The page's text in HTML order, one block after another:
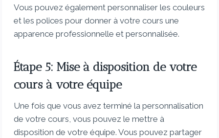
Vous pouvez également personnaliser les couleurs
et les polices pour donner à votre cours une
apparence professionnelle et personnalisée.
Étape 5: Mise à disposition de votre
cours à votre équipe
Une fois que vous avez terminé la personnalisation
de votre cours, vous pouvez le mettre à
disposition de votre équipe. Vous pouvez partager